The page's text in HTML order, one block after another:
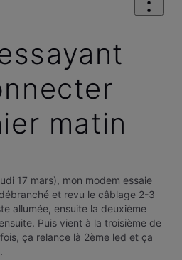
matin
17 mars), mon modem essaie
et revu le câblage 2-3
allumée, ensuite la deuxième
Puis vient à la troisième de
ça relance là 2ème led et ça